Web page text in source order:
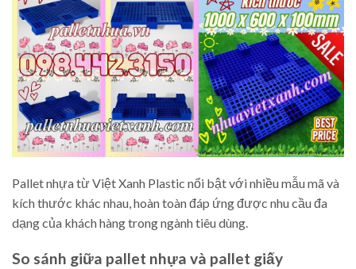
Pallet nhựa từ Việt Xanh Plastic nổi bật với nhiều mẫu mã và
kích thước khác nhau, hoàn toàn đáp ứng được nhu cầu đa
dạng của khách hàng trong ngành tiêu dùng.
So sánh giữa pallet nhựa và pallet giấy